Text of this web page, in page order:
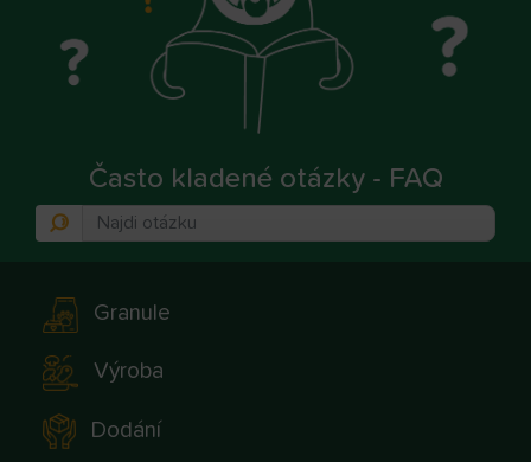
Často kladené otázky - FAQ
Granule
Výroba
Dodání